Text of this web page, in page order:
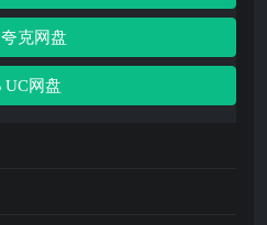
夸克网盘
UC网盘